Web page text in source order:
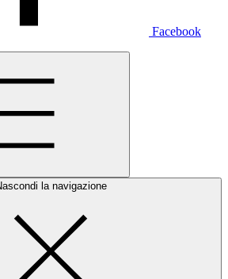
Facebook
la navigazione